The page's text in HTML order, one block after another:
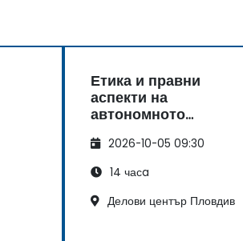
Етика и правни
аспекти на
автономното
2026-10-05 09:30
14 часa
Делови център Пловдив